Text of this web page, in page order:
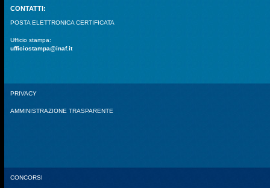
CONTATTI:
POSTA ELETTRONICA CERTIFICATA
Ufficio stampa:
ufficiostampa@inaf.it
PRIVACY
AMMINISTRAZIONE TRASPARENTE
CONCORSI